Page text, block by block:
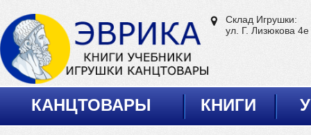
Склад Игрушки:
ул. Г. Лизюкова 4е
КАНЦТОВАРЫ КНИГИ